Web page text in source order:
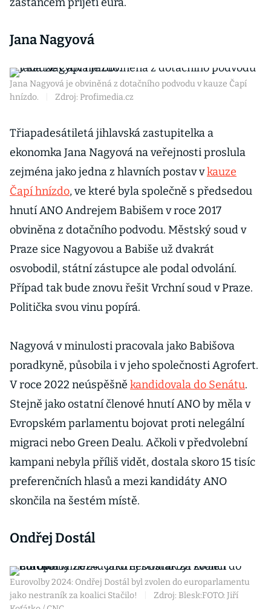
Jana Nagyová
Jana Nagyová je obviněná z dotačního podvodu v kauze Čapí
hnízdo.
Zdroj: Profimedia.cz
Třiapadesátiletá jihlavská zastupitelka a
ekonomka Jana Nagyová na veřejnosti proslula
zejména jako jedna z hlavních postav vkauze
Čapí hnízdo, ve které byla společně s předsedou
hnutí ANO Andrejem Babišem v roce 2017
obviněna z dotačního podvodu. Městský soud v
Praze sice Nagyovou a Babiše už dvakrát
osvobodil, státní zástupce ale podal odvolání.
Případ tak bude znovu řešit Vrchní soud v Praze.
Politička svou vinu popírá.
Nagyová v minulosti pracovala jako Babišova
poradkyně, působila i v jeho společnosti Agrofert.
V roce 2022 neúspěšně kandidovala do Senátu.
Stejně jako ostatní členové hnutí ANO by měla v
Evropském parlamentu bojovat proti nelegální
migraci nebo Green Dealu. Ačkoli v předvolební
kampani nebyla příliš vidět, dostala skoro 15 tisíc
preferenčních hlasů a mezi kandidáty ANO
skončila na šestém místě.
Ondřej Dostál
Eurovolby 2024: Ondřej Dostál byl zvolen do europarlamentu
jako nestraník za koalici Stačilo!
Zdroj: Blesk:FOTO: Jiří